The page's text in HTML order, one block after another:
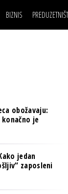
BIZNIS
BANKE
TECH I AI
BIZNIS & SPORT
PULS REGIONA
BIZNIS SCENA
BREND I
OSIGURANJE
TECH I AI
PULS REGIONA
obožavaju:
je
jedan
zaposleni